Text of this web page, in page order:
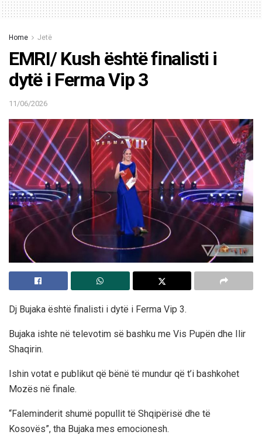
Home Jetë
EMRI/ Kush është finalisti i
dytë i Ferma Vip 3
11/06/2026
Dj Bujaka është finalisti i dytë i Ferma Vip 3.
Bujaka ishte në televotim së bashku me Vis Pupën dhe Ilir
Shaqirin.
Ishin votat e publikut që bënë të mundur që t’i bashkohet
Mozës në finale.
“Faleminderit shumë popullit të Shqipërisë dhe të
Kosovës”, tha Bujaka mes emocionesh.